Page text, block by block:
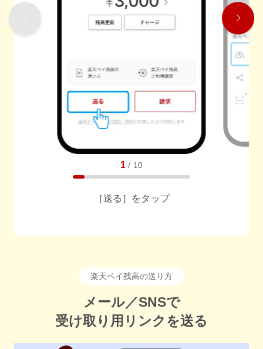
1 / 10
［送る］をタップ
楽天ペイ残高の送り方
メール／SNSで
受け取り用リンクを送る